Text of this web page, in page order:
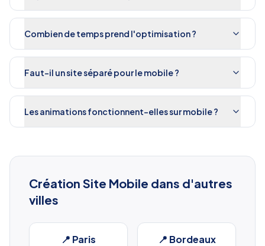
Combien de temps prend l'optimisation ?
Faut-il un site séparé pour le mobile ?
Les animations fonctionnent-elles sur mobile ?
Création Site Mobile dans d'autres
villes
📍 Paris 📍 Bordeaux